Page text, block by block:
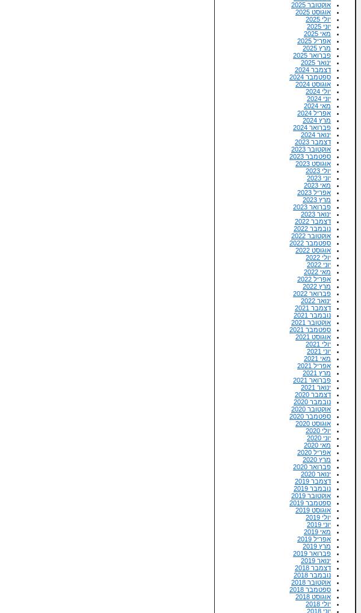
אוקטובר 2025
אוגוסט 2025
יולי 2025
יוני 2025
מאי 2025
אפריל 2025
מרץ 2025
פברואר 2025
ינואר 2025
דצמבר 2024
ספטמבר 2024
אוגוסט 2024
יולי 2024
יוני 2024
מאי 2024
אפריל 2024
מרץ 2024
פברואר 2024
ינואר 2024
דצמבר 2023
אוקטובר 2023
ספטמבר 2023
אוגוסט 2023
יולי 2023
יוני 2023
מאי 2023
אפריל 2023
מרץ 2023
פברואר 2023
ינואר 2023
דצמבר 2022
נובמבר 2022
אוקטובר 2022
ספטמבר 2022
אוגוסט 2022
יולי 2022
יוני 2022
מאי 2022
אפריל 2022
מרץ 2022
פברואר 2022
ינואר 2022
דצמבר 2021
נובמבר 2021
אוקטובר 2021
ספטמבר 2021
אוגוסט 2021
יולי 2021
יוני 2021
מאי 2021
אפריל 2021
מרץ 2021
פברואר 2021
ינואר 2021
דצמבר 2020
נובמבר 2020
אוקטובר 2020
ספטמבר 2020
אוגוסט 2020
יולי 2020
יוני 2020
מאי 2020
אפריל 2020
מרץ 2020
פברואר 2020
ינואר 2020
דצמבר 2019
נובמבר 2019
אוקטובר 2019
ספטמבר 2019
אוגוסט 2019
יולי 2019
יוני 2019
מאי 2019
אפריל 2019
מרץ 2019
פברואר 2019
ינואר 2019
דצמבר 2018
נובמבר 2018
אוקטובר 2018
ספטמבר 2018
אוגוסט 2018
יולי 2018
יוני 2018